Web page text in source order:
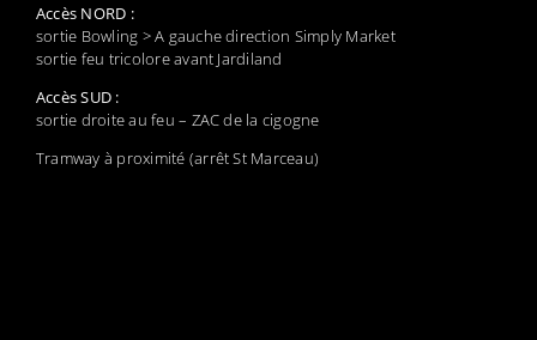
Accès NORD :
sortie Bowling > A gauche direction Simply Market
sortie feu tricolore avant Jardiland
Accès SUD :
sortie droite au feu – ZAC de la cigogne
Tramway à proximité (arrêt St Marceau)